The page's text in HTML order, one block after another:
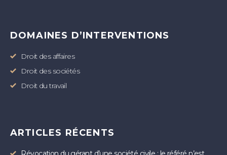
DOMAINES D’INTERVENTIONS
Droit des affaires
Droit des sociétés
Droit du travail
ARTICLES RÉCENTS